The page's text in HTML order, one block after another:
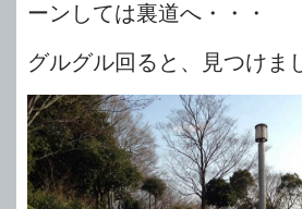
ーンしては裏道へ・・・
グルグル回ると、見つけま